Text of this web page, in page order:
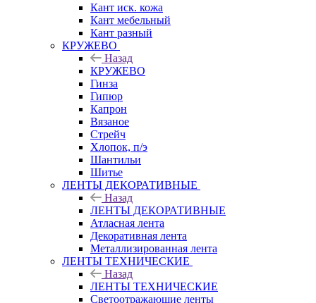
Кант иск. кожа
Кант мебельный
Кант разный
КРУЖЕВО
Назад
КРУЖЕВО
Гинза
Гипюр
Капрон
Вязаное
Стрейч
Хлопок, п/э
Шантильи
Шитье
ЛЕНТЫ ДЕКОРАТИВНЫЕ
Назад
ЛЕНТЫ ДЕКОРАТИВНЫЕ
Атласная лента
Декоративная лента
Металлизированная лента
ЛЕНТЫ ТЕХНИЧЕСКИЕ
Назад
ЛЕНТЫ ТЕХНИЧЕСКИЕ
Светоотражающие ленты